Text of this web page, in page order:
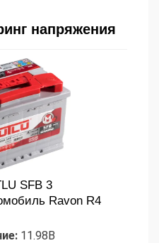
напряжения
SFB 3
Ravon R4
11.98В